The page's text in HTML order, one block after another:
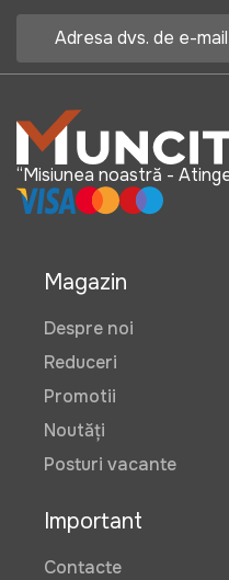
“Misiunea noastră -
Magazin
Despre noi
Reduceri
Promotii
Noutăți
Posturi vacante
Important
Contacte